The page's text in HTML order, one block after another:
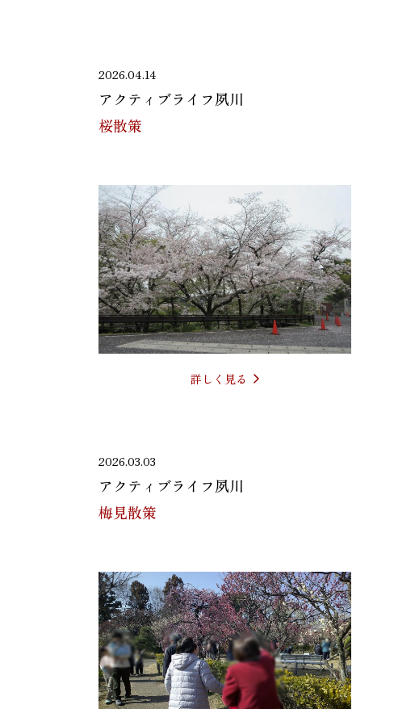
2026.04.14
アクティブライフ夙川
桜散策
詳しく見る
2026.03.03
アクティブライフ夙川
梅見散策